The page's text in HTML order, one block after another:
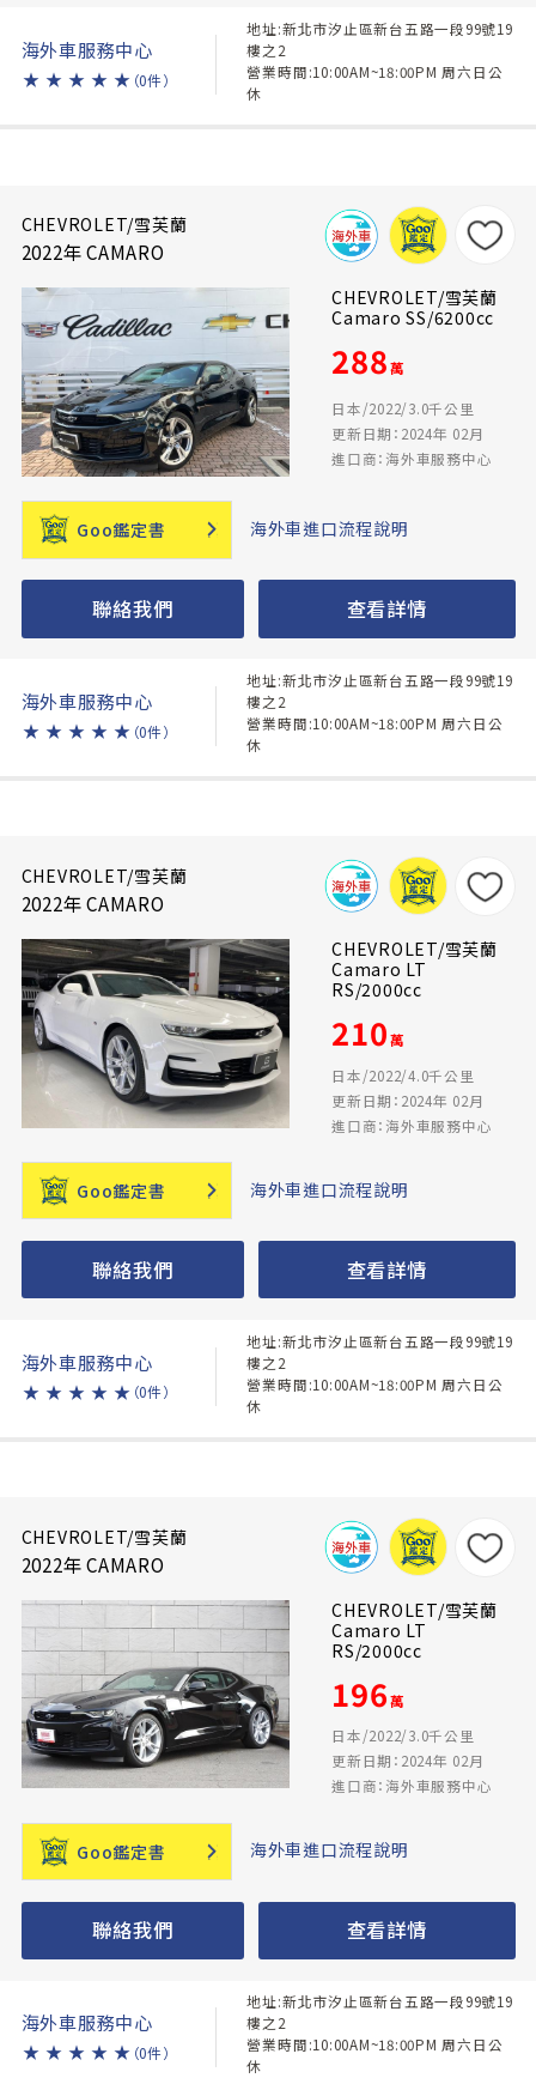
海外車服務中心
★ ★ ★ ★ ★ （0件）
地址:新北市汐止區新台五路一段99號19
樓之2
營業時間:10:00AM~18:00PM 周六日公
休
CHEVROLET/雪芙蘭
2022年 CAMARO
CHEVROLET/雪芙蘭
Camaro SS/6200cc
288萬
日本/2022/3.0千公里
更新日期：2024年 02月
進口商：海外車服務中心
Goo鑑定書 海外車進口流程說明
聯絡我們 查看詳情
海外車服務中心
★ ★ ★ ★ ★ （0件）
地址:新北市汐止區新台五路一段99號19
樓之2
營業時間:10:00AM~18:00PM 周六日公
休
CHEVROLET/雪芙蘭
2022年 CAMARO
CHEVROLET/雪芙蘭
Camaro LT
RS/2000cc
210萬
日本/2022/4.0千公里
更新日期：2024年 02月
進口商：海外車服務中心
Goo鑑定書 海外車進口流程說明
聯絡我們 查看詳情
海外車服務中心
★ ★ ★ ★ ★ （0件）
地址:新北市汐止區新台五路一段99號19
樓之2
營業時間:10:00AM~18:00PM 周六日公
休
CHEVROLET/雪芙蘭
2022年 CAMARO
CHEVROLET/雪芙蘭
Camaro LT
RS/2000cc
196萬
日本/2022/3.0千公里
更新日期：2024年 02月
進口商：海外車服務中心
Goo鑑定書 海外車進口流程說明
聯絡我們 查看詳情
海外車服務中心
★ ★ ★ ★ ★ （0件）
地址:新北市汐止區新台五路一段99號19
樓之2
營業時間:10:00AM~18:00PM 周六日公
休